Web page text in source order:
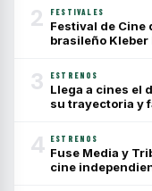
2 FESTIVALES
Festival de Cine
brasileño
3 ESTRENOS
Llega a cines el
su trayectoria y
4 ESTRENOS
Fuse Media y
cine